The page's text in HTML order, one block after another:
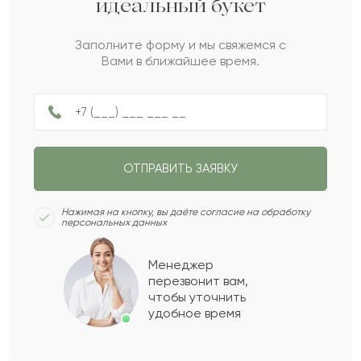
2022-07-18
Аманжол
Зейнегуль
Б Балман
Талмас
Показать еще
идеальный букет
Заполните форму и мы свяжемся с
Вами в ближайшее время.
ОТПРАВИТЬ ЗАЯВКУ
Нажимая на кнопку, вы даёте согласие на обработку
персональных данных
Менеджер
перезвонит вам,
чтобы уточнить
удобное время